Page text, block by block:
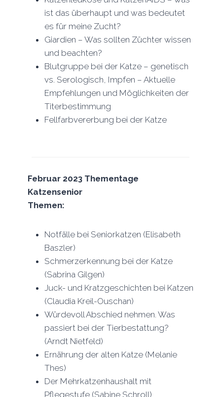
ist das überhaupt und was bedeutet
es für meine Zucht?
Giardien – Was sollten Züchter wissen
und beachten?
Blutgruppe bei der Katze – genetisch
vs. Serologisch, Impfen – Aktuelle
Empfehlungen und Möglichkeiten der
Titerbestimmung
Fellfarbvererbung bei der Katze
Februar 2023 Thementage
Katzensenior
Themen:
Notfälle bei Seniorkatzen (Elisabeth
Baszler)
Schmerzerkennung bei der Katze
(Sabrina Gilgen)
Juck- und Kratzgeschichten bei Katzen
(Claudia Kreil-Ouschan)
Würdevoll Abschied nehmen. Was
passiert bei der Tierbestattung?
(Arndt Nietfeld)
Ernährung der alten Katze (Melanie
Thes)
Der Mehrkatzenhaushalt mit
Pflegestufe (Sabine Schroll)